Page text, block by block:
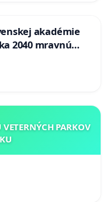
akadémie
2040 mravnú
PARKOV